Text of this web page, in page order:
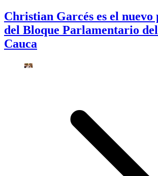
Christian Garcés es el nuevo
del Bloque Parlamentario
Cauca